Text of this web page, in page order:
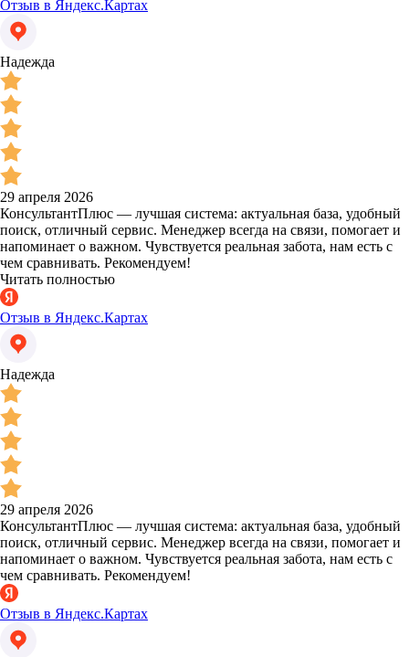
Отзыв в Яндекс.Картах
Надежда
29 апреля 2026
КонсультантПлюс — лучшая система: актуальная база, удобный
поиск, отличный сервис. Менеджер всегда на связи, помогает и
напоминает о важном. Чувствуется реальная забота, нам есть с
чем сравнивать. Рекомендуем!
Читать полностью
Отзыв в Яндекс.Картах
Надежда
29 апреля 2026
КонсультантПлюс — лучшая система: актуальная база, удобный
поиск, отличный сервис. Менеджер всегда на связи, помогает и
напоминает о важном. Чувствуется реальная забота, нам есть с
чем сравнивать. Рекомендуем!
Отзыв в Яндекс.Картах